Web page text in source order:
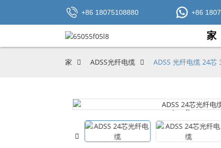
+86 18075108880 +86
家
家 ADSS光纤电缆 ADSS 光纤电缆 24芯
Loading...
Loading...